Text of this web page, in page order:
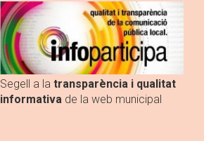
Segell a la transparència i qualitat
informativa de la web municipal